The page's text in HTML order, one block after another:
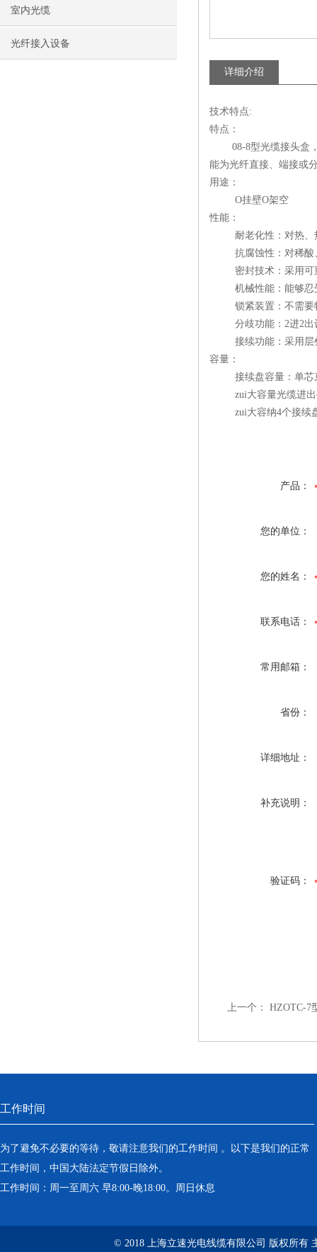
室内光缆
光纤接入设备
详细介绍
技术特点:
特点：
08-8型光缆接头盒，
能为光纤直接、端接或
用途：
Ο挂壁Ο架空
性能：
耐老化性：对热、热
抗腐蚀性：对稀酸、
密封技术：采用可重
机械性能：能够忍受
锁紧装置：不需要特
分歧功能：2进2出
接续功能：采用层叠
容量：
接续盘容量：单芯束
zui大容量光缆进出
zui大容纳4个接续
产品：
您的单位：
您的姓名：
联系电话：
常用邮箱：
省份：
详细地址：
补充说明：
验证码：
上一个： HZOTC-7
工作时间
为了避免不必要的等待，敬请注意我们的工作时间 。以下是我们的正常
工作时间，中国大陆法定节假日除外。
工作时间：周一至周六 早8:00-晚18:00。周日休息
© 2018 上海立速光电线缆有限公司 版权所有